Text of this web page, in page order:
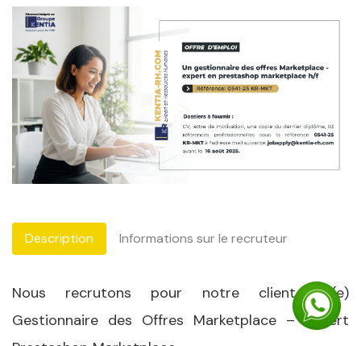
Description Informations sur le recruteur
Nous recrutons pour notre client un(e)
Gestionnaire des Offres Marketplace – Expert